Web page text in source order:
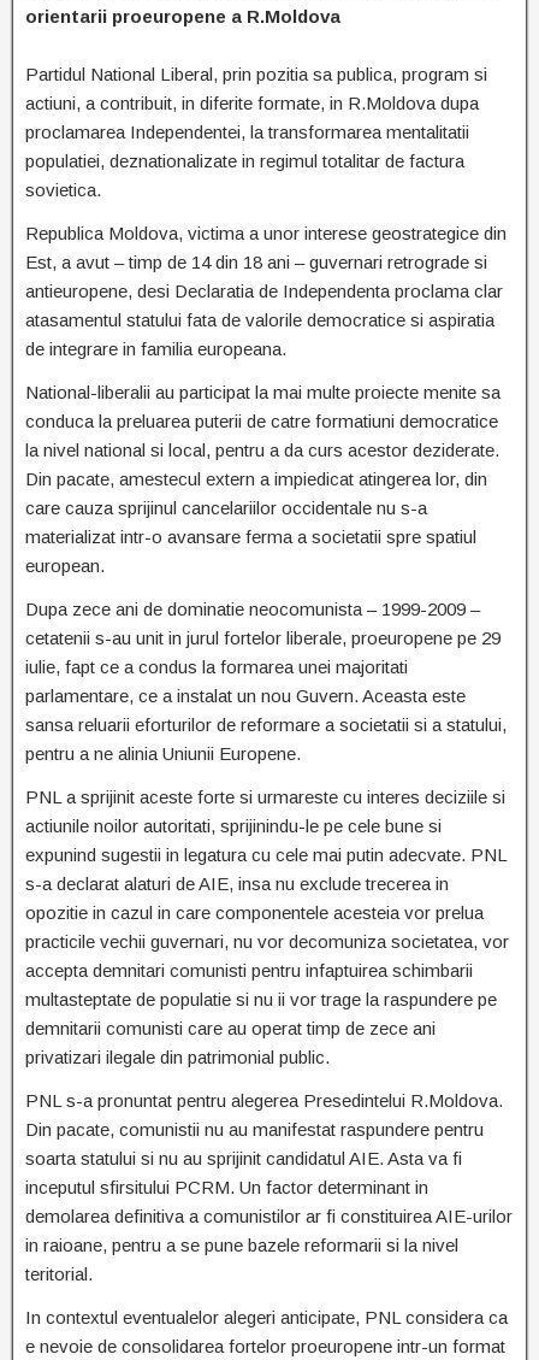
orientarii proeuropene a R.Moldova
Partidul National Liberal, prin pozitia sa publica, program si
actiuni, a contribuit, in diferite formate, in R.Moldova dupa
proclamarea Independentei, la transformarea mentalitatii
populatiei, deznationalizate in regimul totalitar de factura
sovietica.
Republica Moldova, victima a unor interese geostrategice din
Est, a avut – timp de 14 din 18 ani – guvernari retrograde si
antieuropene, desi Declaratia de Independenta proclama clar
atasamentul statului fata de valorile democratice si aspiratia
de integrare in familia europeana.
National-liberalii au participat la mai multe proiecte menite sa
conduca la preluarea puterii de catre formatiuni democratice
la nivel national si local, pentru a da curs acestor deziderate.
Din pacate, amestecul extern a impiedicat atingerea lor, din
care cauza sprijinul cancelariilor occidentale nu s-a
materializat intr-o avansare ferma a societatii spre spatiul
european.
Dupa zece ani de dominatie neocomunista – 1999-2009 –
cetatenii s-au unit in jurul fortelor liberale, proeuropene pe 29
iulie, fapt ce a condus la formarea unei majoritati
parlamentare, ce a instalat un nou Guvern. Aceasta este
sansa reluarii eforturilor de reformare a societatii si a statului,
pentru a ne alinia Uniunii Europene.
PNL a sprijinit aceste forte si urmareste cu interes deciziile si
actiunile noilor autoritati, sprijinindu-le pe cele bune si
expunind sugestii in legatura cu cele mai putin adecvate. PNL
s-a declarat alaturi de AIE, insa nu exclude trecerea in
opozitie in cazul in care componentele acesteia vor prelua
practicile vechii guvernari, nu vor decomuniza societatea, vor
accepta demnitari comunisti pentru infaptuirea schimbarii
multasteptate de populatie si nu ii vor trage la raspundere pe
demnitarii comunisti care au operat timp de zece ani
privatizari ilegale din patrimonial public.
PNL s-a pronuntat pentru alegerea Presedintelui R.Moldova.
Din pacate, comunistii nu au manifestat raspundere pentru
soarta statului si nu au sprijinit candidatul AIE. Asta va fi
inceputul sfirsitului PCRM. Un factor determinant in
demolarea definitiva a comunistilor ar fi constituirea AIE-urilor
in raioane, pentru a se pune bazele reformarii si la nivel
teritorial.
In contextul eventualelor alegeri anticipate, PNL considera ca
e nevoie de consolidarea fortelor proeuropene intr-un format